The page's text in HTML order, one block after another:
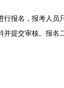
名，报考人员
提交审核。报名